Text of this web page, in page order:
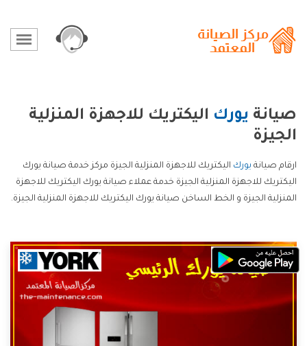
صيانة يورك اليكتريك للاجهزة المنزلية
الجيزة
ارقام صيانة يورك اليكتريك للاجهزة المنزلية الجيزة مركز خدمة صيانة يورك
اليكتريك للاجهزة المنزلية الجيزة خدمة عملاء صيانة يورك اليكتريك للاجهزة
المنزلية الجيزة و الخط الساخن صيانة يورك اليكتريك للاجهزة المنزلية الجيزة.